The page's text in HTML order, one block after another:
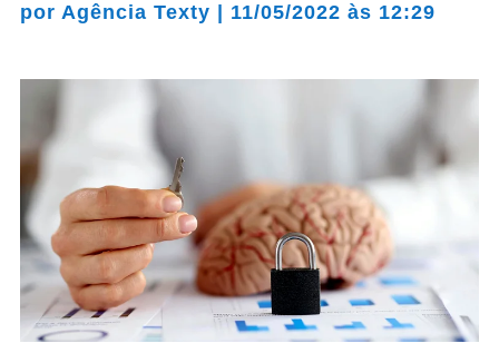
por Agência Texty 11/05/2022 às 12:29